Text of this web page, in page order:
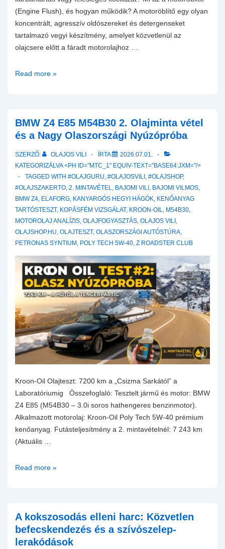
(Engine Flush), és hogyan működik? A motoröblítő egy olyan
koncentrált, agresszív oldószereket és detergenseket
tartalmazó vegyi készítmény, amelyet közvetlenül az
olajcsere előtt a fáradt motorolajhoz …
Motoröblítők
és
kontra:
karbantartás
vagy
Read more »
BMW Z4 E85 M54B30 2. Olajminta vétel
és a Nagy Olaszországi Nyúzópróba
SZERZŐ: OLAJOS VILI ÍRTA
2026.07.01.
KATEGORIZÁLVA <PH ID="MTC_1" EQUIV-TEXT="BASE64:JXM="/>
TAGGED WITH #OLAJGURU, #OLAJOSVILI, #OLAJSHOP,
#OLAJSZAKERTO, 2. MINTAVÉTEL, BAJOMI VILI, BAJOMI VILMOS,
BMW Z4, ELAFORG, KANYARGÓS HEGYI HÁGÓK, KENŐANYAG
TARTÓSTESZT, KOPÁSFÉM VIZSGÁLAT, KROON-OIL, M54B30,
MOTOROLAJ ANALÍZIS, OLAJFOGYASZTÁS, OLAJOS VILI,
OLAJSHOP.HU, OLAJTESZT, OLASZORSZÁGI AUTÓSTÚRA,
PETRONAS SYNTIUM, POLY TECH 5W-40, Z ROADSTER CLUB
Kroon-Oil Olajteszt: 7200 km a „Csizma Sarkától” a
Laboratóriumig Összefoglaló: Tesztelt jármű és motor: BMW
Z4 E85 (M54B30 – 3.0i soros hathengeres benzinmotor).
Alkalmazott motorolaj: Kroon-Oil Poly Tech 5W-40 prémium
kenőanyag. Futásteljesítmény a 2. mintavételnél: 7 243 km
(Aktuális …
BMW
2.
Olajminta
vétel
Read more »
A kokszosodás elleni harc: Közvetlen
befecskendezés és a szívószelep-
lerakódások